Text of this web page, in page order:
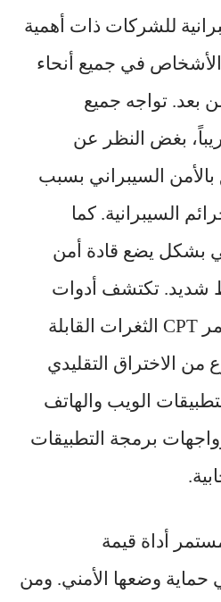
للشركات ذات أهمية
الأشخاص في جميع أنحاء
بعد. تواجه جميع
بغض النظر عن
السيبراني بسبب
السيبرانية. كما
بشكل يضع قادة أمن
شديد. تكتشف أدوات
اختبار الاختراق المستمر CPT الثغرات القابلة
الاختراق التقليدي
الويب والهاتف
برمجة التطبيقات
أداة قيمة
وضعها الأمني. ومن